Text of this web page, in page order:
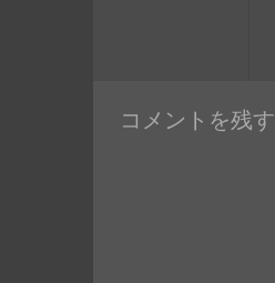
コメントを残す